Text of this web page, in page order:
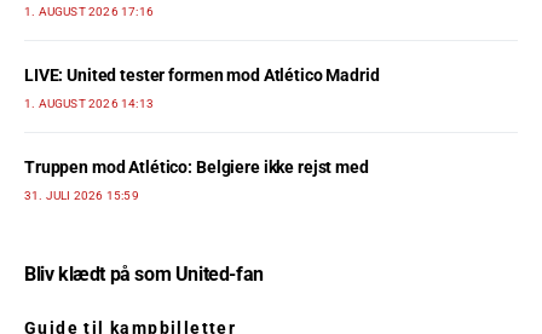
1. AUGUST 2026 17:16
LIVE: United tester formen mod Atlético Madrid
1. AUGUST 2026 14:13
Truppen mod Atlético: Belgiere ikke rejst med
31. JULI 2026 15:59
Bliv klædt på som United-fan
Guide til kampbilletter